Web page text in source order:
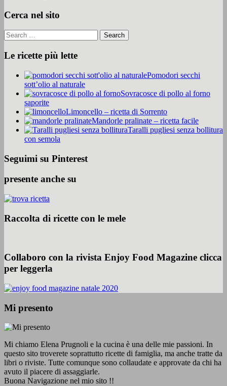
Cerca nel sito
Le ricette più lette
Pomodori secchi
sott’olio al naturale
Sovracosce di pollo al forno
saporite
Limoncello – ricetta di Sorrento
Mandorle pralinate – ricetta facile
Taralli pugliesi senza bollitura
con semola
Seguimi su Pinterest
presente anche su
Raccolta di ricette con le mele
Collaboro con la rivista Enjoy Food Magazine clicca
per leggerla
Mi presento
Mi chiamo Elena Prugnoli e la cucina è una delle mie passioni. In
questo sito troverete soprattutto ricette di famiglia, ma anche tratte da
libri o riviste. Tutte comunque sono collaudate e approvate da chi ha
avuto il piacere di assaggiarle.
Buona Navigazione nel mio sito !!